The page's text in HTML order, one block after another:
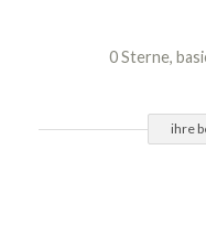
0 Sterne,
ihre